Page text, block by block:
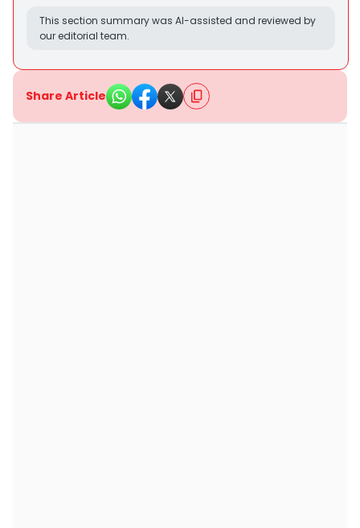
This section summary was AI-assisted and reviewed by
our editorial team.
Share Article